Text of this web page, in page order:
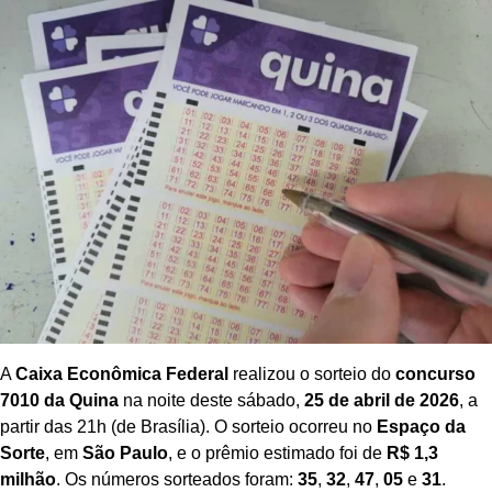
ACaixa Econômica Federal realizou o sorteio do concurso
7010 da Quina na noite deste sábado, 25 de abril de 2026, a
partir das 21h (de Brasília). O sorteio ocorreu no Espaço da
Sorte, em São Paulo, e o prêmio estimado foi de R$ 1,3
milhão. Os números sorteados foram: 35, 32, 47, 05 e 31.